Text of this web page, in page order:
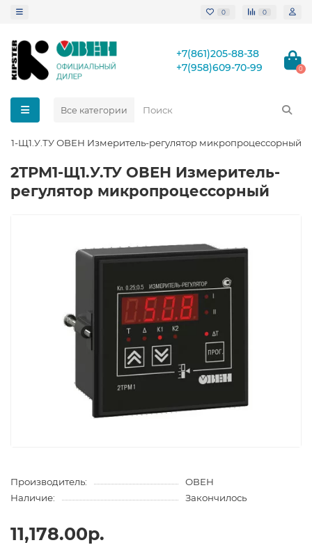
0 0
+7(861)205-88-38
+7(958)609-70-99
0
Все категории
Щ1.У.ТУ ОВЕН Измеритель-регулятор микропроцессорный
2ТРМ1-Щ1.У.ТУ ОВЕН Измеритель-
регулятор микропроцессорный
Производитель:
ОВЕН
Наличие:
Закончилось
11,178.00р.